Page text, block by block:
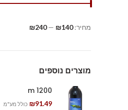
מחיר:₪140
—
₪240
מוצרים נוספים
1200 m
₪91.49 כולל מע"מ